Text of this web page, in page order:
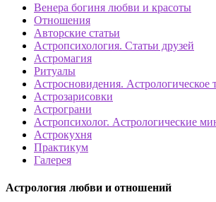
Венера богиня любви и красоты
Отношения
Авторские статьи
Астропсихология. Статьи друзей
Астромагия
Ритуалы
Астросновидения. Астрологическое
Астрозарисовки
Астрограни
Астропсихолог. Астрологические
Астрокухня
Практикум
Галерея
Астрология любви и отношений